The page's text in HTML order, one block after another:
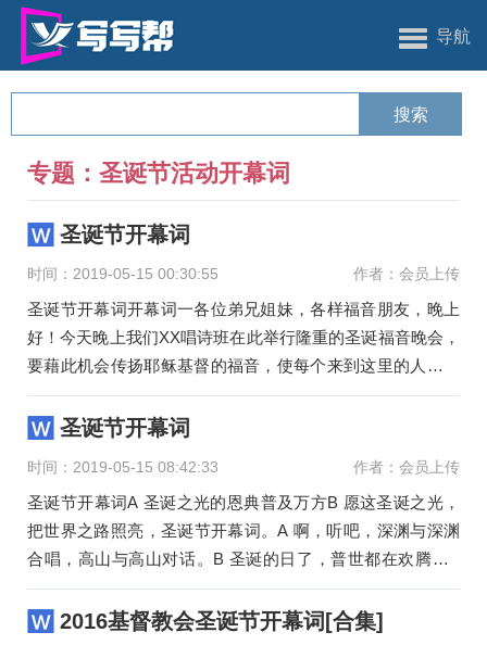
导航
专题：圣诞节活动开幕词
圣诞节开幕词
时间：2019-05-15 00:30:55 作者：会员上传
圣诞节开幕词开幕词一各位弟兄姐妹，各样福音朋友，晚上
好！今天晚上我们XX唱诗班在此举行隆重的圣诞福音晚会，
要藉此机会传扬耶稣基督的福音，使每个来到这里的人都能
认识这位降生于
圣诞节开幕词
时间：2019-05-15 08:42:33 作者：会员上传
圣诞节开幕词A 圣诞之光的恩典普及万方B 愿这圣诞之光，
把世界之路照亮，圣诞节开幕词。A 啊，听吧，深渊与深渊
合唱，高山与高山对话。B 圣诞的日了，普世都在欢腾。A
海岛都已听见了天
2016基督教会圣诞节开幕词[合集]